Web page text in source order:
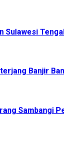
Sulawesi
Banjir
Sambangi